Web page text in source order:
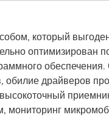
который
оптимизирован
обилие драйверов
мониторинг